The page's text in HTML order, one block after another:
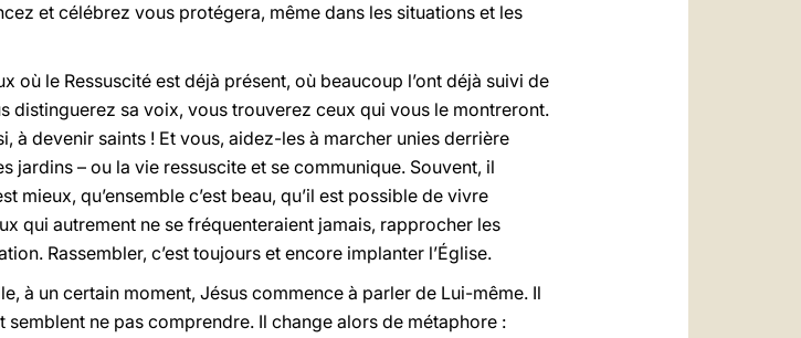
et célébrez vous protégera, même dans les situations et les
où le Ressuscité est déjà présent, où beaucoup l’ont déjà suivi de
distinguerez sa voix, vous trouverez ceux qui vous le montreront.
à devenir saints ! Et vous, aidez-les à marcher unies derrière
jardins – ou la vie ressuscite et se communique. Souvent, il
mieux, qu’ensemble c’est beau, qu’il est possible de vivre
qui autrement ne se fréquenteraient jamais, rapprocher les
Rassembler, c’est toujours et encore implanter l’Église.
à un certain moment, Jésus commence à parler de Lui-même. Il
ne pas comprendre. Il change alors de métaphore :